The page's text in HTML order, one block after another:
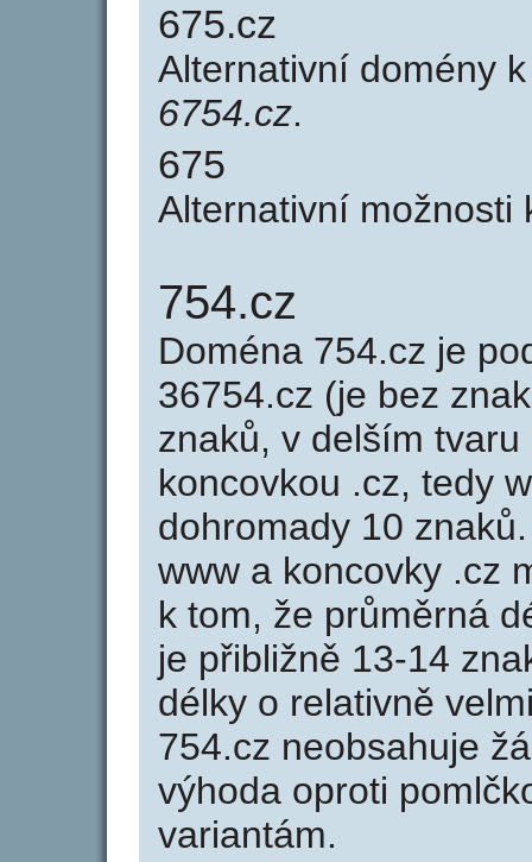
675.cz
Alternativní domény
6754.cz.
675
Alternativní
754.cz
Doména 754.cz je
36754.cz (je bez
znaků, v delším
koncovkou .cz, tedy
dohromady 10
www a koncovky .cz
k tom, že průměrná
je přibližně 13-14
délky o relativně
754.cz neobsahuje
výhoda oproti
variantám.